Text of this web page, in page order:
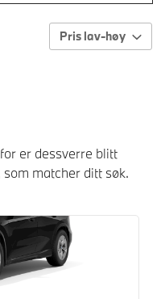
Pris lav-høy
er dessverre blitt
matcher ditt søk.